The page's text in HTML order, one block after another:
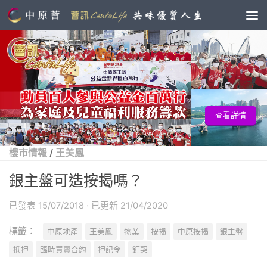
查看詳情
樓市情報 / 王美鳳
銀主盤可造按揭嗎？
已發表 15/07/2018 · 已更新 21/04/2020
標籤： 中原地產 王美鳳 物業 按揭 中原按揭
銀主盤
抵押
臨時買賣合約 押記令 釘契